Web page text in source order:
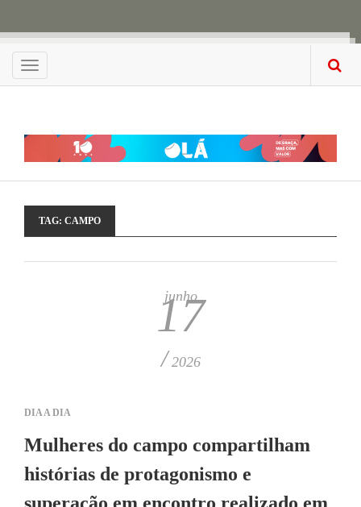
Menu
TAG: CAMPO
junho
17
/ 2026
DIA A DIA
Mulheres do campo compartilham
histórias de protagonismo e